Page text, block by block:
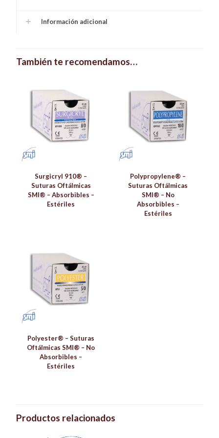
Información adicional
También te recomendamos…
Surgicryl 910® –
Suturas Oftálmicas
SMI® – Absorbibles –
Estériles
Polypropylene® –
Suturas Oftálmicas
SMI® – No
Absorbibles –
Estériles
Polyester® – Suturas
Oftálmicas SMI® – No
Absorbibles –
Estériles
Productos relacionados